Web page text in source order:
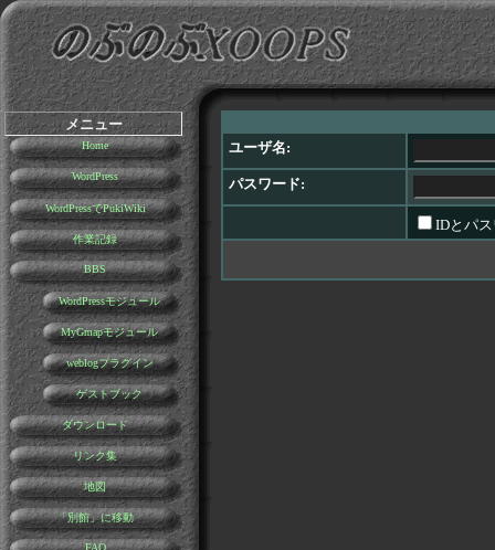
メニュー
Home
WordPress
WordPressでPukiWiki
作業記録
BBS
WordPressモジュール
MyGmapモジュール
weblogプラグイン
ゲストブック
ダウンロード
リンク集
地図
「別館」に移動
FAQ
ユーザ名:
パスワード:
IDとパ